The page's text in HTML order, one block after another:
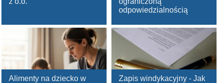
odpowiedzialnością
Alimenty na dziecko w
Zapis windykacyjny - Jak